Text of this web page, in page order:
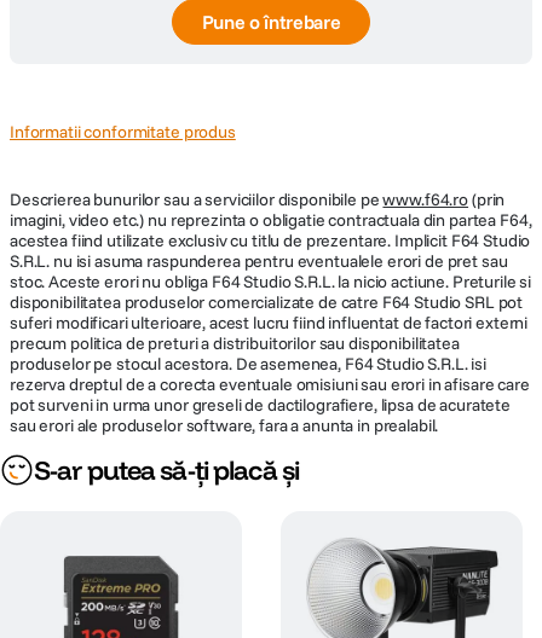
Pune o întrebare
Informatii conformitate produs
Descrierea bunurilor sau a serviciilor disponibile pewww.f64.ro(prin
imagini, video etc.) nu reprezinta o obligatie contractuala din partea F64,
acestea fiind utilizate exclusiv cu titlu de prezentare. Implicit F64 Studio
S.R.L. nu isi asuma raspunderea pentru eventualele erori de pret sau
stoc. Aceste erori nu obliga F64 Studio S.R.L. la nicio actiune. Preturile si
disponibilitatea produselor comercializate de catre F64 Studio SRL pot
suferi modificari ulterioare, acest lucru fiind influentat de factori externi
precum politica de preturi a distribuitorilor sau disponibilitatea
produselor pe stocul acestora. De asemenea, F64 Studio S.R.L. isi
rezerva dreptul de a corecta eventuale omisiuni sau erori in afisare care
pot surveni in urma unor greseli de dactilografiere, lipsa de acuratete
sau erori ale produselor software, fara a anunta in prealabil.
S-ar putea să-ți placă și